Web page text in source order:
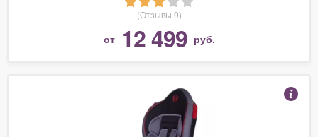
(Отзывы 9)
от 12 499 руб.